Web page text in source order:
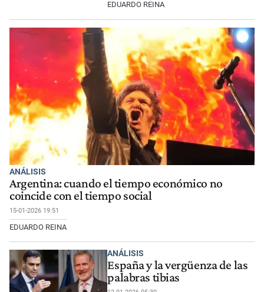
EDUARDO REINA
ANÁLISIS
Argentina: cuando el tiempo económico no
coincide con el tiempo social
15-01-2026 19:51
EDUARDO REINA
ANÁLISIS
España y la vergüenza de las
palabras tibias